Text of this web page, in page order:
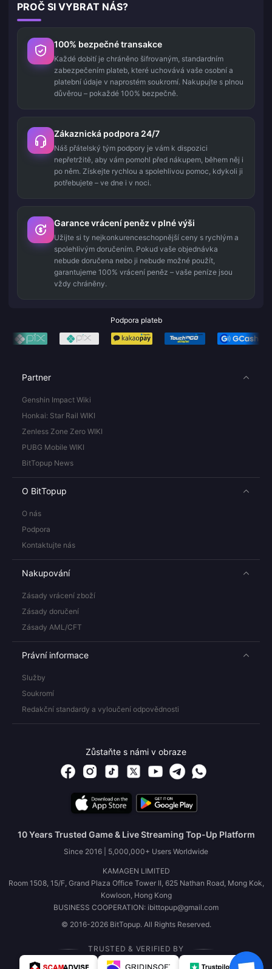
PROČ SI VYBRAT NÁS?
100% bezpečné transakce
Každé dobití je chráněno šifrovaným, standardním
zabezpečením plateb, které uchovává vaše osobní a
platební údaje v naprostém soukromí. Nakupujte s plnou
důvěrou – pokaždé 100% bezpečně.
Zákaznická podpora 24/7
Náš přátelský tým podpory je vám k dispozici
nepřetržitě, aby vám pomohl před nákupem, během něj i
po něm. Získejte rychlou a spolehlivou pomoc, kdykoli ji
potřebujete – ve dne i v noci.
Garance vrácení peněz v plné výši
Užijte si ty nejkonkurenceschopnější ceny s rychlým a
spolehlivým doručením. Pokud vaše objednávka
nebude doručena nebo ji nebude možné použít,
garantujeme 100% vrácení peněz – vaše peníze jsou
vždy chráněny.
Podpora plateb
Partner
Genshin Impact Wiki
Honkai: Star Rail WIKI
Zenless Zone Zero WIKI
PUBG Mobile WIKI
BitTopup News
O BitTopup
O nás
Podpora
Kontaktujte nás
Nakupování
Zásady vrácení zboží
Zásady doručení
Zásady AML/CFT
Právní informace
Služby
Soukromí
Redakční standardy a vyloučení odpovědnosti
Zůstaňte s námi v obraze
10 Years Trusted Game & Live Streaming Top-Up Platform
Since 2016 | 5,000,000+ Users Worldwide
KAMAGEN LIMITED
Room 1508, 15/F, Grand Plaza Office Tower II, 625 Nathan Road, Mong Kok,
Kowloon, Hong Kong
BUSINESS COOPERATION: ibittopup@gmail.com
© 2016-2026 BitTopup. All Rights Reserved.
TRUSTED & VERIFIED BY